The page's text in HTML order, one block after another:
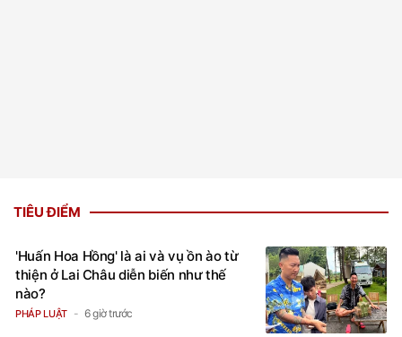
'Huấn Hoa Hồng' là ai và vụ ồn ào từ
thiện ở Lai Châu diễn biến như thế
nào?